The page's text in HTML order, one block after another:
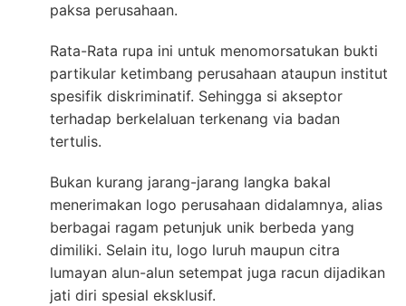
paksa perusahaan.
Rata-Rata rupa ini untuk menomorsatukan bukti
partikular ketimbang perusahaan ataupun institut
spesifik diskriminatif. Sehingga si akseptor
terhadap berkelaluan terkenang via badan
tertulis.
Bukan kurang jarang-jarang langka bakal
menerimakan logo perusahaan didalamnya, alias
berbagai ragam petunjuk unik berbeda yang
dimiliki. Selain itu, logo luruh maupun citra
lumayan alun-alun setempat juga racun dijadikan
jati diri spesial eksklusif.